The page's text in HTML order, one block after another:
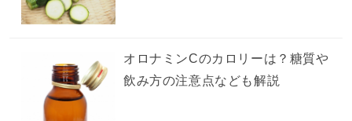
オロナミンCのカロリーは？糖質や
飲み方の注意点なども解説